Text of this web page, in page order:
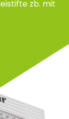
zb. mit